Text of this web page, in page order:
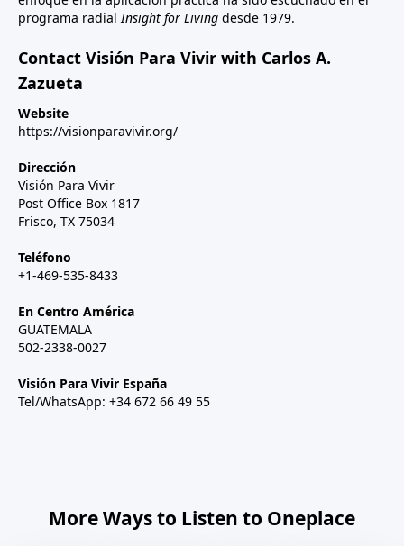
programa radialInsight for Living desde 1979.
Contact Visión Para Vivir with Carlos A.
Zazueta
Website
https://visionparavivir.org/
Dirección
Visión Para Vivir
Post Office Box 1817
Frisco, TX 75034
Teléfono
+1-469-535-8433
En Centro América
GUATEMALA
502-2338-0027
Visión Para Vivir España
Tel/WhatsApp: +34 672 66 49 55
More Ways to Listen to Oneplace